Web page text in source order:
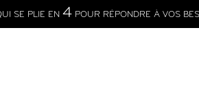
SE PLIE EN 4POUR RÉPONDRE À VOS